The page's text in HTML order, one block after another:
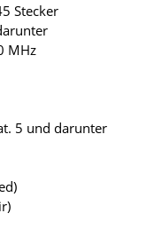
Stecker
MHz
5 und darunter